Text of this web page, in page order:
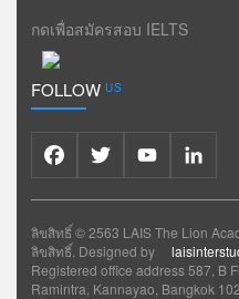
กดเพื่อสมัครสอบ IELTS
FOLLOWUS
ลิขสิทธิ์ © 2563 LAIS The Lion
ลิขสิทธิ์. Designed by
Registered office address 587, B
Ramintra, Kannayao, Bangkok